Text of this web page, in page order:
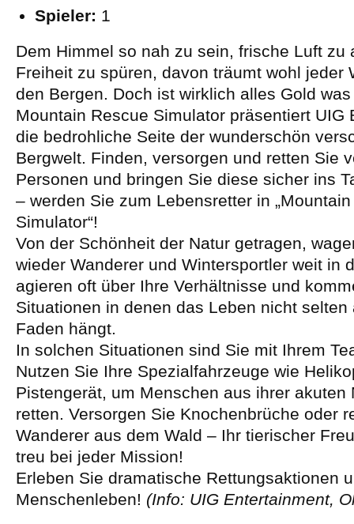
Spieler: 1
Dem Himmel so nah zu sein, frische Luft zu
Freiheit zu spüren, davon träumt wohl jeder
den Bergen. Doch ist wirklich alles Gold
Mountain Rescue Simulator präsentiert UIG
die bedrohliche Seite der wunderschön
Bergwelt. Finden, versorgen und retten Sie
Personen und bringen Sie diese sicher ins
– werden Sie zum Lebensretter in
Simulator“!
Von der Schönheit der Natur getragen,
wieder Wanderer und Wintersportler weit in
agieren oft über Ihre Verhältnisse und
Situationen in denen das Leben nicht selten
Faden hängt.
In solchen Situationen sind Sie mit Ihrem
Nutzen Sie Ihre Spezialfahrzeuge wie
Pistengerät, um Menschen aus ihrer akuten
retten. Versorgen Sie Knochenbrüche oder
Wanderer aus dem Wald – Ihr tierischer
treu bei jeder Mission!
Erleben Sie dramatische Rettungsaktionen
Menschenleben! (Info: UIG Entertainment,